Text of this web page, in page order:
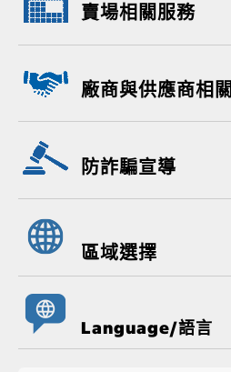
賣場相關服務
廠商與供應商相關
防詐騙宣導
區域選擇
Language/語言